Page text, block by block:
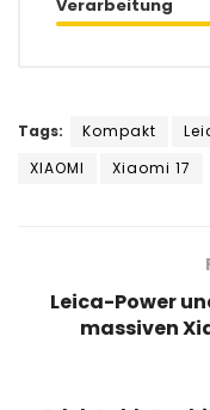
Verarbeitung
Tags: Kompakt
XIAOMI
Xiaomi 17
Leica-Power
massiven